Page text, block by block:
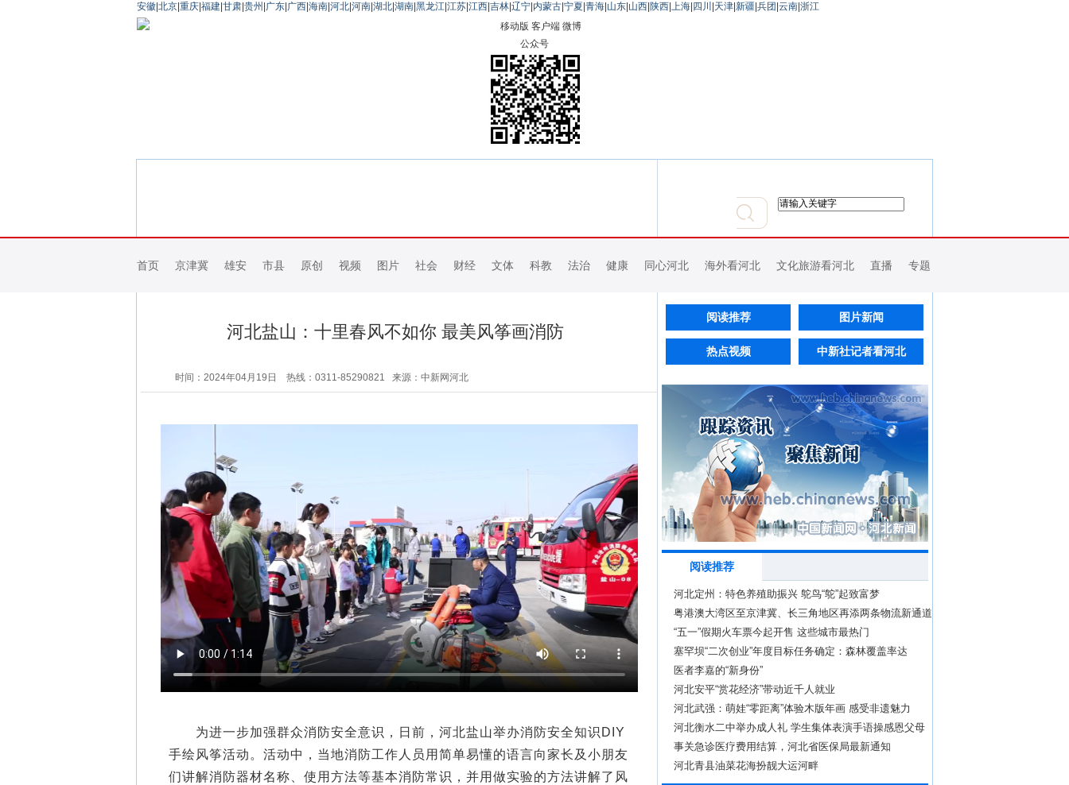
安徽 北京 重庆 福建 甘肃 贵州 广东 广西 海南 河北 河南 湖北 湖南 黑龙江 江苏 江西 吉林 辽宁 内蒙古 宁夏 青海 山东 山西 陕西 上海 四川 天津 新疆 兵团 云南 浙江
移动版 客户端 微博
公众号
首页 京津冀 雄安 市县 原创 视频 图片 社会 财经 文体 科教 法治 健康 同心河北 海外看河北 文化旅游看河北 直播 专题
河北盐山：十里春风不如你 最美风筝画消防
时间：2024年04月19日 热线：0311-85290821 来源：中新网河北
为进一步加强群众消防安全意识，日前，河北盐山举办消防安全知识DIY
手绘风筝活动。活动中，当地消防工作人员用简单易懂的语言向家长及小朋友
们讲解消防器材名称、使用方法等基本消防常识，并用做实验的方法讲解了风
阅读推荐 图片新闻
热点视频 中新社记者看河北
阅读推荐
河北定州：特色养殖助振兴 鸵鸟“鸵”起致富梦
粤港澳大湾区至京津冀、长三角地区再添两条物流新通道
“五一”假期火车票今起开售 这些城市最热门
塞罕坝“二次创业”年度目标任务确定：森林覆盖率达
82.5%
医者李嘉的“新身份”
河北安平“赏花经济”带动近千人就业
河北武强：萌娃“零距离”体验木版年画 感受非遗魅力
河北衡水二中举办成人礼 学生集体表演手语操感恩父母
事关急诊医疗费用结算，河北省医保局最新通知
河北青县油菜花海扮靓大运河畔